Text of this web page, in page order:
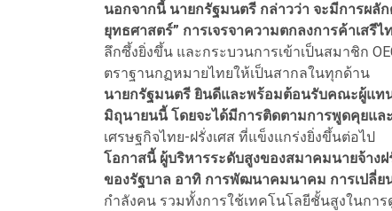
นอกจากนี้ นายกรัฐมนตรี กล่าวว่า จะมีการผลั
ยุทธศาสตร์” การเจรจาความตกลงการค้าเสรี
ลึกซึ้งยิ่งขึ้น และกระบวนการเข้าเป็นสมาชิก
ตราฐานกฏหมายไทยให้เป็นสากลในทุกด้าน
นายกรัฐมนตรี ยินดีและพร้อมต้อนรับคณะผู้แทน
มิถุนายนนี้ โดยจะได้มีการติดตามการพูดคุยแ
เศรษฐกิจไทย-ฝรั่งเศส ที่แข็งแกร่งยิ่งขึ้นต่อไป
โอกาสนี้ ผู้บริหารระดับสูงของสมาคมนายจ้าง
ของรัฐบาล อาทิ การพัฒนาคมนาคม การเปลี่ย
กำลังคน รวมทั้งการใช้เทคโนโลยีชั้นสูงในก